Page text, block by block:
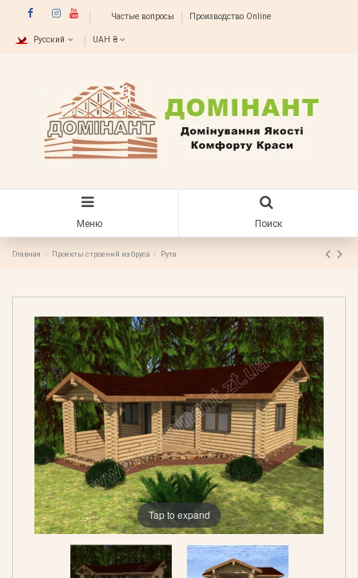
Частые вопросы Производство Online
Русский UAH ₴
Меню Поиск
Главная Проекты строений из бруса Рута
Tap to expand